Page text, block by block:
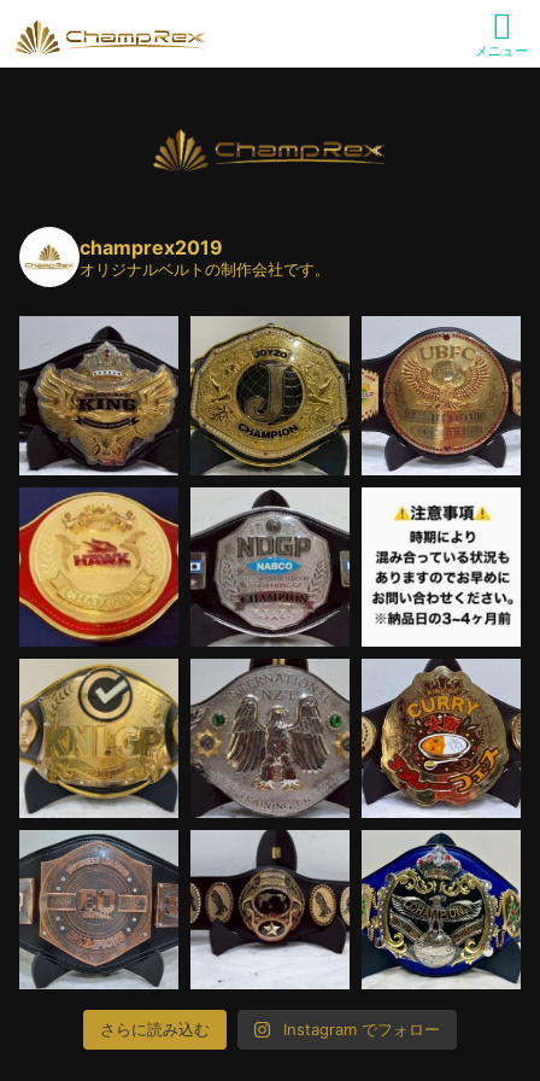
メニュー
champrex2019
オリジナルベルトの制作会社です。
さらに読み込む Instagram でフォロー